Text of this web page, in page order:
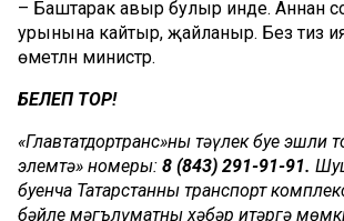
– Баштарак авыр булыр инде. Аннан
урынына кайтыр, җайланыр. Без тиз
өметләнә министр.
БЕЛЕП ТОР!
«Главтатдортранс»ның тәүлек буе эшли
элемтә» номеры: 8 (843) 291-91-91.
буенча Татарстанның транспорт
бәйле мәгълүматны хәбәр итәргә